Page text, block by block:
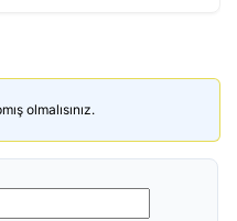
olmalısınız.